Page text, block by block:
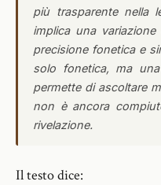
più trasparente nella
implica una
precisione fonetica e
solo fonetica, ma
permette di ascoltare
non è ancora
rivelazione.
Il testo dice: